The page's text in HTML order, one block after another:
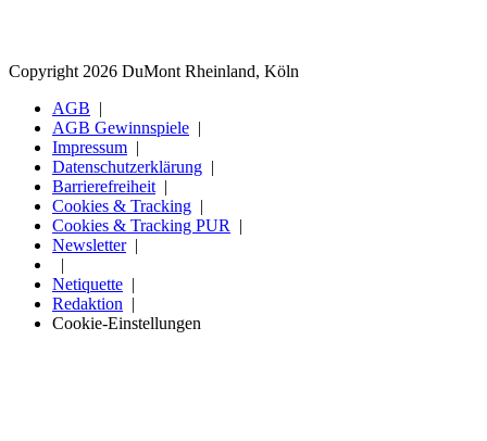
Copyright 2026 DuMont Rheinland, Köln
AGB
AGB Gewinnspiele
Impressum
Datenschutzerklärung
Barrierefreiheit
Cookies & Tracking
Cookies & Tracking PUR
Newsletter
Netiquette
Redaktion
Cookie-Einstellungen